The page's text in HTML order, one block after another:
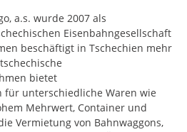
a.s. wurde 2007 als
Eisenbahngesellschaft
beschäftigt in Tschechien mehr
bietet
unterschiedliche Waren wie
Mehrwert, Container und
Vermietung von Bahnwaggons,